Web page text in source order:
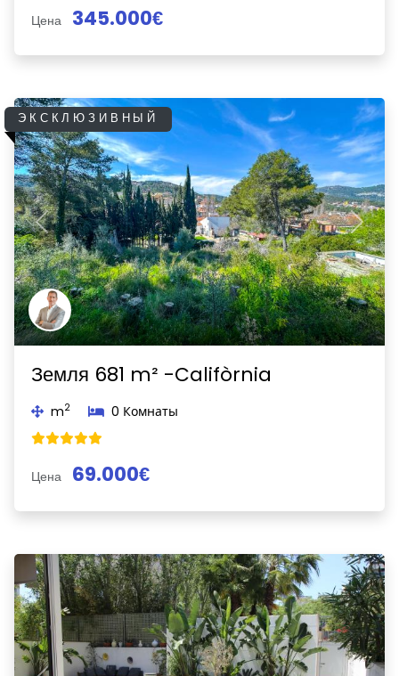
Цена 345.000€
ЭКСКЛЮЗИВНЫЙ
Previous Next
Земля 681 m² -Califòrnia
m2 0 Комнаты
Цена 69.000€